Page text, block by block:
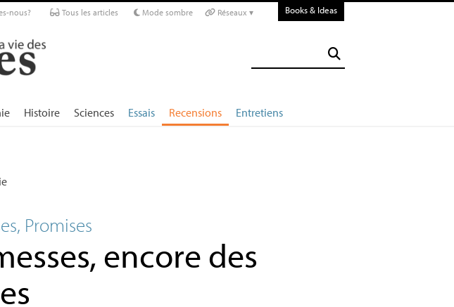
nous? Tous les articles Mode sombre Réseaux ▾ Books & Ideas
Histoire Sciences Essais Recensions Entretiens
Promises
encore des